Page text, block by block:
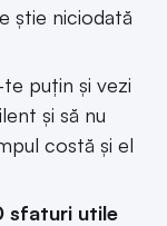
știe niciodată
puțin și vezi
și să nu
costă și el
sfaturi utile